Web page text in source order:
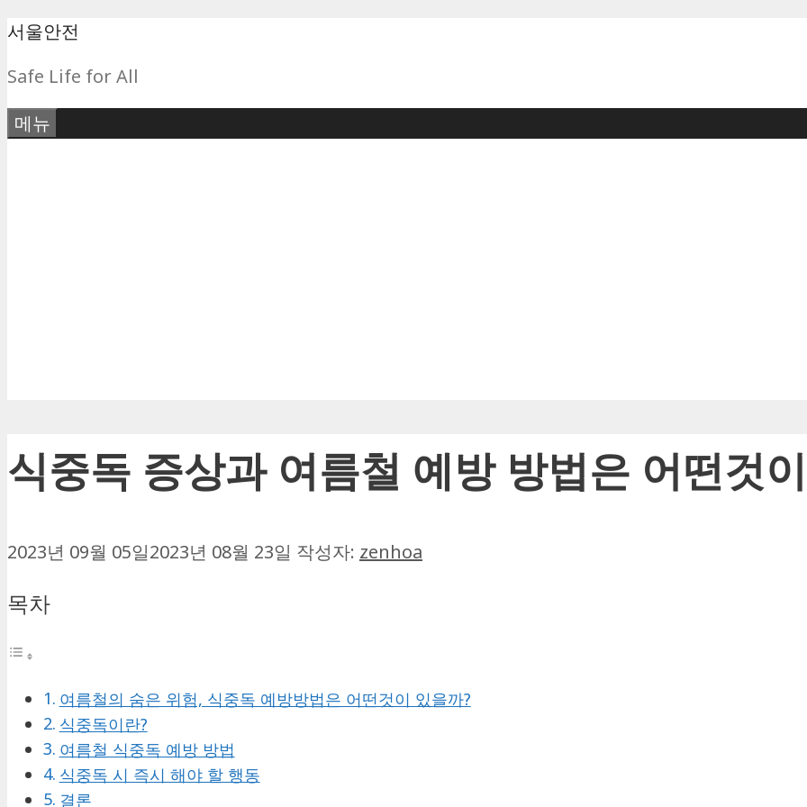
컨
츠
로
건
서울안전
Safe Life for All
메뉴
식중독 증상과 여름철 예방 방법은 어떤것
2023년 09월 05일2023년 08월 23일 작성자: zenhoa
목차
여름철의 숨은 위험, 식중독 예방방법은 어떤것이 있을까?
식중독이란?
여름철 식중독 예방 방법
식중독 시 즉시 해야 할 행동
결론